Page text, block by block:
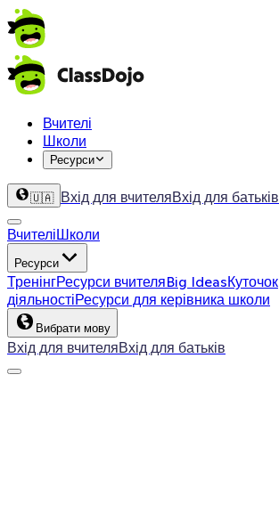
Вчителі
Школи
Ресурси
🇺🇦 Вхід для вчителяВхід для батьків
ВчителіШколи
Ресурси
ТренінгРесурси вчителяBig IdeasКуточок
діяльностіРесурси для керівника школи
Вибрати мову
Вхід для вчителяВхід для батьків